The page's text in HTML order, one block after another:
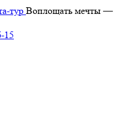
Воплощать мечты —
15